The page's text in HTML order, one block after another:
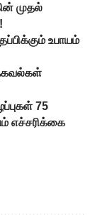
முதல்
உபாயம்
தகவல்கள்
75
எச்சரிக்கை